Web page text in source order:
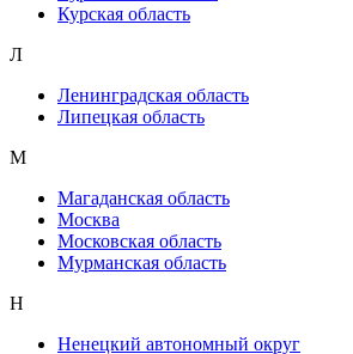
Курская область
Л
Ленинградская область
Липецкая область
М
Магаданская область
Москва
Московская область
Мурманская область
Н
Ненецкий автономный округ